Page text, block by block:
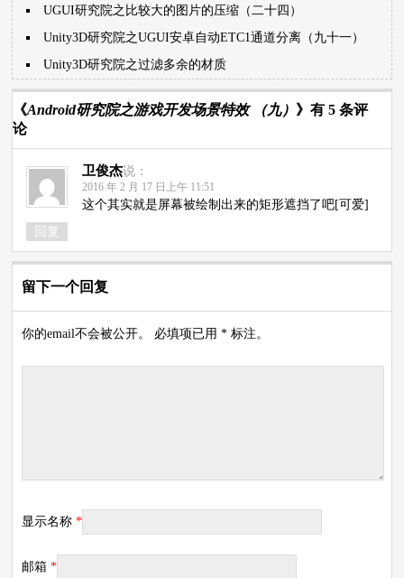
UGUI研究院之比较大的图片的压缩（二十四）
Unity3D研究院之UGUI安卓自动ETC1通道分离（九十一）
Unity3D研究院之过滤多余的材质
《Android研究院之游戏开发场景特效 （九） 》有 5 条评
论
卫俊杰说：
2016 年 2 月 17 日上午 11:51
这个其实就是屏幕被绘制出来的矩形遮挡了吧[可爱]
回复
留下一个回复
你的email不会被公开。 必填项已用 * 标注。
显示名称*
邮箱*